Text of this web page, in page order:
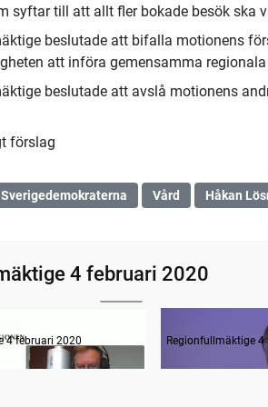
syftar till att allt fler bokade besök ska
beslutade att bifalla motionens
att införa gemensamma
beslutade att avslå motionens
förslag
Sverigedemokraterna Vård Håkan
4 februari 2020
4 februari 2020
Inledande
Regionfullmäktige 4